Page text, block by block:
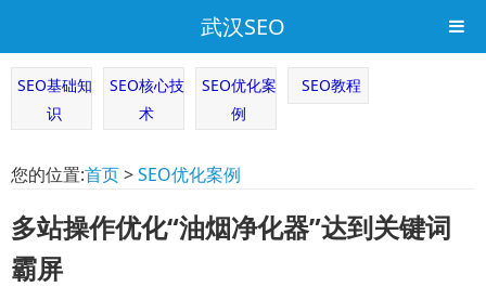
武汉SEO
SEO基础知
识
SEO核心技
术
SEO优化案
例
SEO教程
您的位置:首页>SEO优化案例
多站操作优化“油烟净化器”达到关键词
霸屏